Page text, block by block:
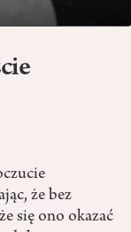
że bez
się ono okazać